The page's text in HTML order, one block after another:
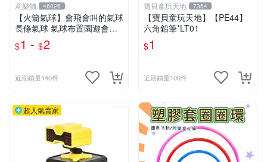
意樂舖 46026
【火箭氣球】會飛會叫的氣球
長條氣球 氣球布置園遊會氣
球 生日派對氣球 彩色氣球☆
意樂鋪☆
$1 - $2
近期銷量140件
寶貝童玩天地 7354
【寶貝童玩天地】【PE44】
六角鉛筆*LT01
$1
近期銷量100件
超人氣賣家